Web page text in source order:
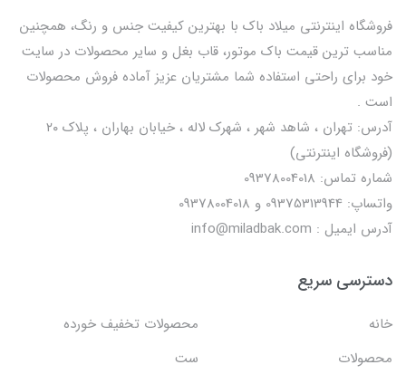
فروشگاه اینترنتی میلاد باک با بهترین کیفیت جنس و رنگ، همچنین
مناسب ترین قیمت باک موتور، قاب بغل و سایر محصولات در سایت
خود برای راحتی استفاده شما مشتریان عزیز آماده فروش محصولات
است .
آدرس: تهران ، شاهد شهر ، شهرک لاله ، خیابان بهاران ، پلاک ۲۰
(فروشگاه اینترنتی)
شماره تماس: 09378004018
واتساپ: 09375313944 و 09378004018
آدرس ایمیل : info@miladbak.com
دسترسی سریع
خانه
محصولات تخفیف خورده
محصولات
ست